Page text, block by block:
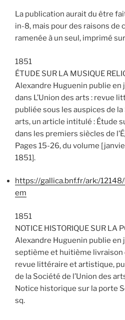
La publication aurait du être
in-8, mais pour des raisons de
ramenée à un seul, imprimé
1851
ÉTUDE SUR LA MUSIQUE
Alexandre Huguenin publie en
dans L’Union des arts : revue
publiée sous les auspices de la
arts, un article intitulé : Étude
dans les premiers siècles de
Pages 15-26, du volume
1851].
https://gallica.bnf.fr/ark:/
em
1851
NOTICE HISTORIQUE SUR LA
Alexandre Huguenin publie en
septième et huitième livraison
revue littéraire et artistique,
de la Société de l’Union des
Notice historique sur la porte
sq.